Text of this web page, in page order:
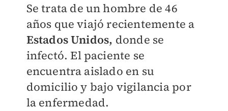
Se trata de un hombre de 46
años que viajó recientemente a
Estados Unidos, donde se
infectó. El paciente se
encuentra aislado en su
domicilio y bajo vigilancia por
la enfermedad.